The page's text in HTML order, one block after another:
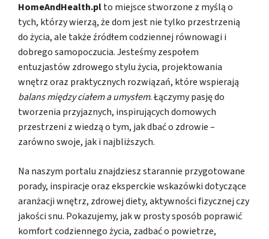
HomeAndHealth.plto miejsce stworzone z myślą o
tych, którzy wierzą, że dom jest nie tylko przestrzenią
do życia, ale także źródłem codziennej równowagi i
dobrego samopoczucia. Jesteśmy zespołem
entuzjastów zdrowego stylu życia, projektowania
wnętrz oraz praktycznych rozwiązań, które wspierają
balans między ciałem a umysłem. Łączymy pasję do
tworzenia przyjaznych, inspirujących domowych
przestrzeni z wiedzą o tym, jak dbać o zdrowie –
zarówno swoje, jak i najbliższych.
Na naszym portalu znajdziesz starannie przygotowane
porady, inspiracje oraz eksperckie wskazówki dotyczące
aranżacji wnętrz, zdrowej diety, aktywności fizycznej czy
jakości snu. Pokazujemy, jak w prosty sposób poprawić
komfort codziennego życia, zadbać o powietrze,